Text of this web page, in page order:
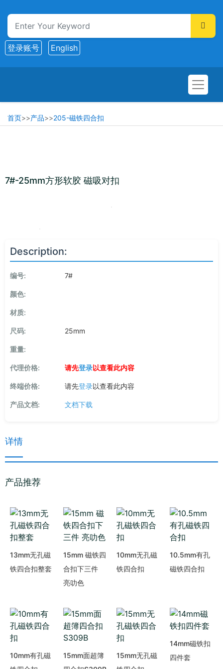
登录账号 English
首页>>产品>>205-磁铁四合扣
7#-25mm方形软胶 磁吸对扣
Description:
编号: 7#
颜色:
材质:
尺码: 25mm
重量:
代理价格: 请先登录以查看此内容
终端价格: 请先登录以查看此内容
产品文档: 文档下载
详情
产品推荐
13mm无孔磁
铁四合扣整套
15mm 磁铁四
合扣下三件
亮叻色
10mm无孔磁
铁四合扣
10.5mm有孔
磁铁四合扣
10mm有孔磁
15mm面超簿
15mm无孔磁
14mm磁铁扣
四件套